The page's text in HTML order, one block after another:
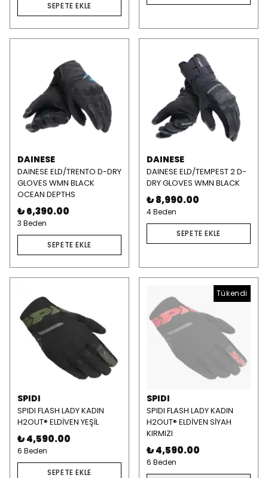
SEPETE EKLE
DAINESE
DAINESE ELD/TRENTO D-DRY
GLOVES WMN BLACK
OCEAN DEPTHS
₺ 6,390.00
3 Beden
SEPETE EKLE
DAINESE
DAINESE ELD/TEMPEST 2 D-
DRY GLOVES WMN BLACK
₺ 8,990.00
4 Beden
SEPETE EKLE
SPIDI
SPIDI FLASH LADY KADIN
H2OUT® ELDİVEN YEŞİL
₺ 4,590.00
6 Beden
SEPETE EKLE
Tükendi
SPIDI
SPIDI FLASH LADY KADIN
H2OUT® ELDİVEN SİYAH
KIRMIZI
₺ 4,590.00
6 Beden